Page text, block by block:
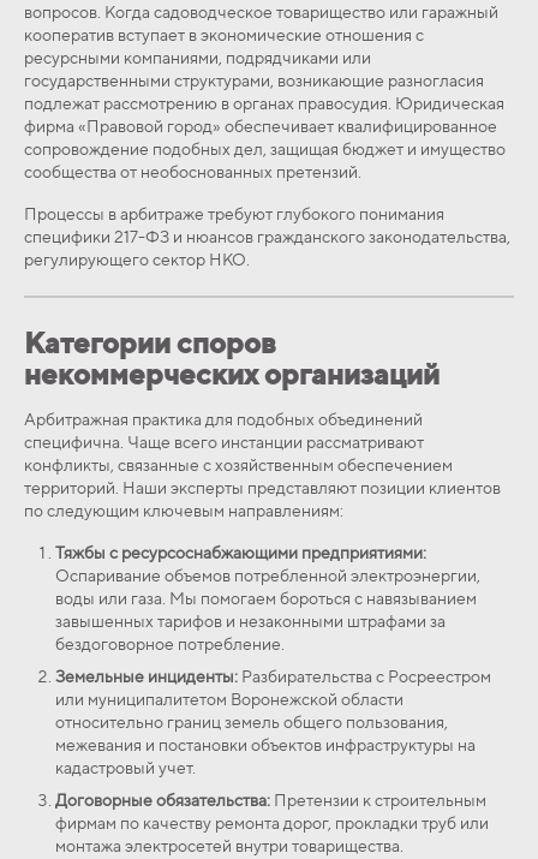
вопросов. Когда садоводческое товарищество или гаражный
кооператив вступает в экономические отношения с
ресурсными компаниями, подрядчиками или
государственными структурами, возникающие разногласия
подлежат рассмотрению в органах правосудия. Юридическая
фирма «Правовой город» обеспечивает квалифицированное
сопровождение подобных дел, защищая бюджет и имущество
сообщества от необоснованных претензий.
Процессы в арбитраже требуют глубокого понимания
специфики 217-ФЗ и нюансов гражданского законодательства,
регулирующего сектор НКО.
Категории споров
некоммерческих организаций
Арбитражная практика для подобных объединений
специфична. Чаще всего инстанции рассматривают
конфликты, связанные с хозяйственным обеспечением
территорий. Наши эксперты представляют позиции клиентов
по следующим ключевым направлениям:
Тяжбы с ресурсоснабжающими предприятиями:
Оспаривание объемов потребленной электроэнергии,
воды или газа. Мы помогаем бороться с навязыванием
завышенных тарифов и незаконными штрафами за
бездоговорное потребление.
Земельные инциденты: Разбирательства с Росреестром
или муниципалитетом Воронежской области
относительно границ земель общего пользования,
межевания и постановки объектов инфраструктуры на
кадастровый учет.
Договорные обязательства: Претензии к строительным
фирмам по качеству ремонта дорог, прокладки труб или
монтажа электросетей внутри товарищества.